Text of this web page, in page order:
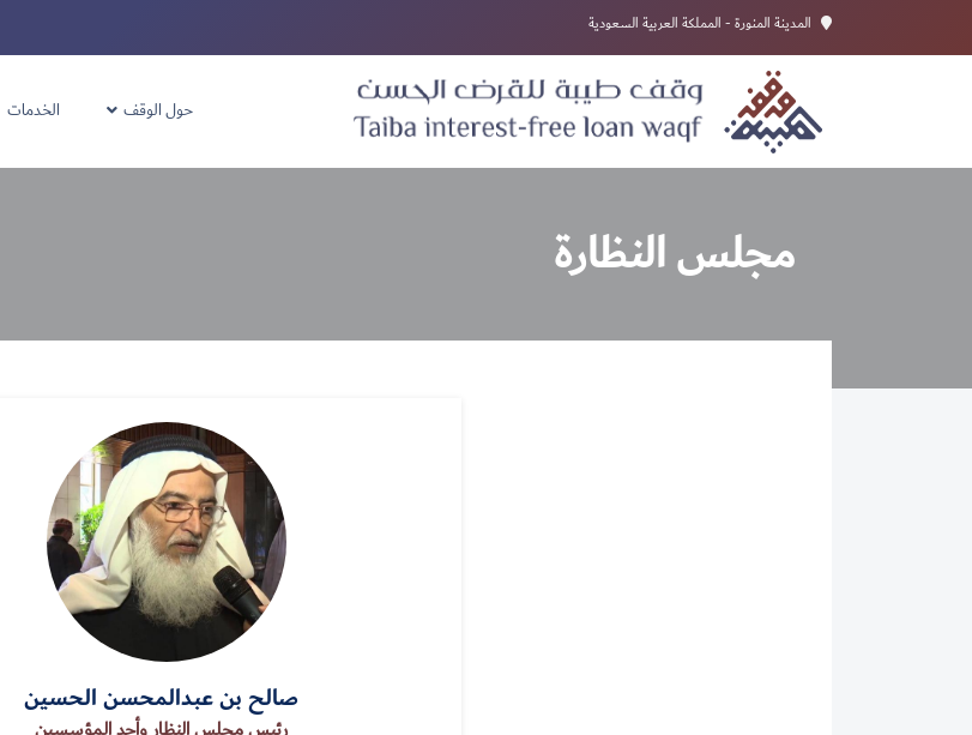
المدينة المنورة - المملكة العربية السعودية
حول الوقف الخدمات
مجلس النظارة
صالح بن عبدالمحسن الحسين